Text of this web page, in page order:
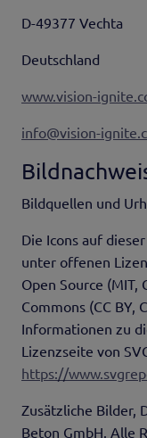
D-49377 Vechta
Deutschland
www.vision-
info@vision-
Bildquellen und
Die Icons auf
unter offenen
Open Source (MIT,
Commons (CC BY,
Informationen zu
Lizenzseite von
https://
Zusätzliche Bilder,
Beton GmbH. Alle